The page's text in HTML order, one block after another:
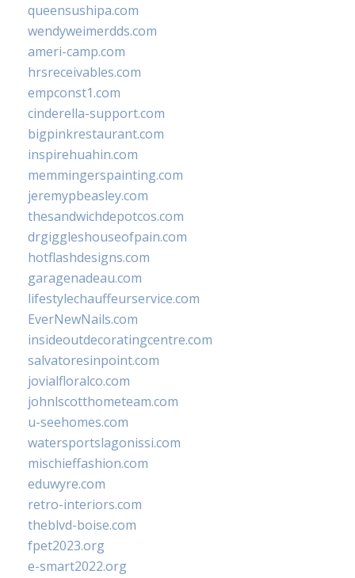
queensushipa.com
wendyweimerdds.com
ameri-camp.com
hrsreceivables.com
empconst1.com
cinderella-support.com
bigpinkrestaurant.com
inspirehuahin.com
memmingerspainting.com
jeremypbeasley.com
thesandwichdepotcos.com
drgiggleshouseofpain.com
hotflashdesigns.com
garagenadeau.com
lifestylechauffeurservice.com
EverNewNails.com
insideoutdecoratingcentre.com
salvatoresinpoint.com
jovialfloralco.com
johnlscotthometeam.com
u-seehomes.com
watersportslagonissi.com
mischieffashion.com
eduwyre.com
retro-interiors.com
theblvd-boise.com
fpet2023.org
e-smart2022.org